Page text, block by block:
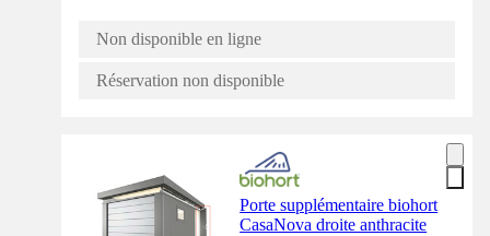
Non disponible en ligne
Réservation non disponible
Porte supplémentaire biohort
CasaNova droite anthracite